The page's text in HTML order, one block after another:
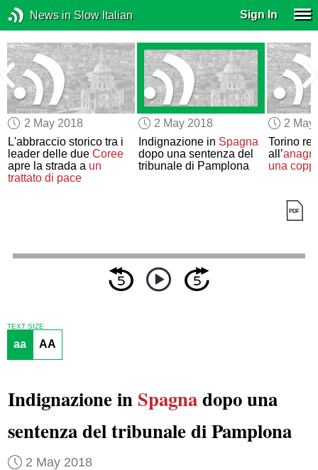
News in Slow Italian Sign In
2 May 2018
L'abbraccio storico tra i
leader delle dueCoree
apre la strada a un
trattato di pace
2 May 2018
Indignazione in Spagna
dopo una sentenza del
tribunale di Pamplona
2 May
Torino
all’
una
TEXT SIZE
aa AA
Indignazione in Spagnadopo una
sentenza del tribunale di Pamplona
2 May 2018